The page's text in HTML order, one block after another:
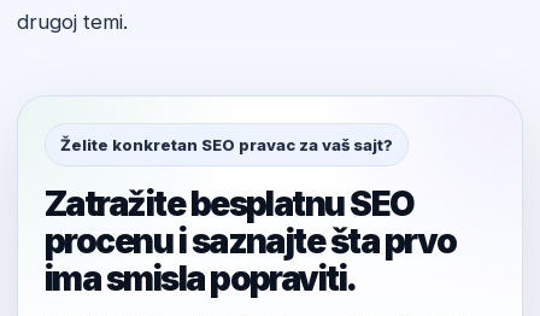
drugoj temi.
Želite konkretan SEO pravac za vaš sajt?
Zatražite besplatnu SEO
procenu i saznajte šta prvo
ima smisla popraviti.